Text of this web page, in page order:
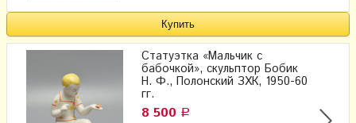
Статуэтка «Мальчик с
бабочкой», скульптор Бобик
Н. Ф., Полонский ЗХК, 1950-60
гг.
8 500 Р